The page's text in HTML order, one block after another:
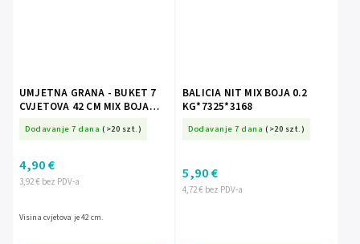
UMJETNA GRANA - BUKET 7
CVJETOVA 42 CM MIX BOJA
Dodavanje 7 dana (>20 szt.)
3,92 € bez PDV-a
4,90 €
Visina cvjetova je 42 cm.
BALICIA NIT MIX BOJA 0.2
KG*7325*3168
Dodavanje 7 dana (>20 szt.)
4,72 € bez PDV-a
5,90 €